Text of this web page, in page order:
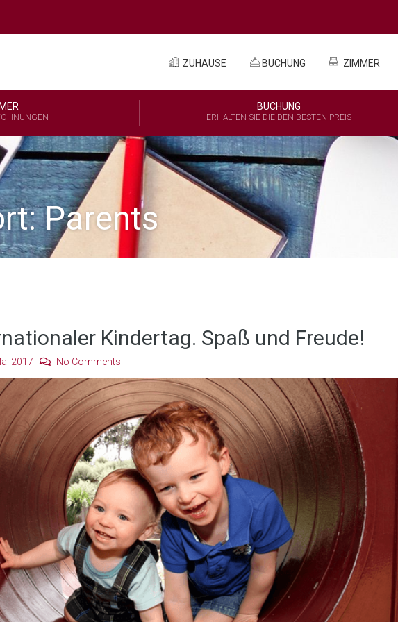
ZUHAUSE BUCHUNG ZIMMER
BUCHUNG
ERHALTEN SIE DIE DEN BESTEN PREIS
Parents
Kindertag. Spaß und Freude!
2017 No Comments